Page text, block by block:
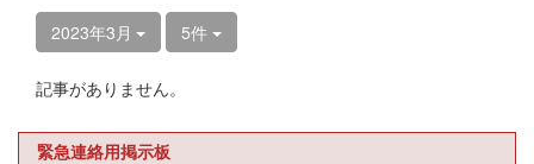
2023年3月 5件
記事がありません。
緊急連絡用掲示板